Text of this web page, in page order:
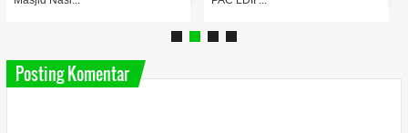
Posting Komentar